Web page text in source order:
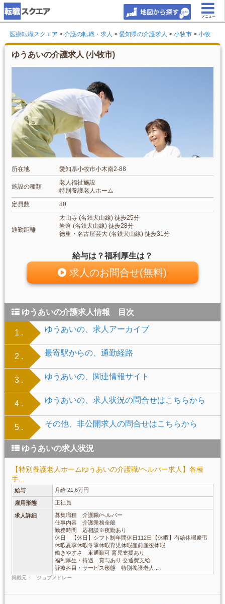
メニュー
医療転職スクエア > 介護の転職・求人 > 愛知県の介護求人 > 小牧市 > 小牧
ゆうあいの介護求人 (小牧市)
所在地 愛知県小牧市小木南2-88
施設の種類
老人福祉施設
特別養護老人ホーム
定員数
80
通勤距離
大山寺 (名鉄犬山線) 徒歩25分
岩倉 (名鉄犬山線) 徒歩28分
徳重・名古屋芸大 (名鉄犬山線) 徒歩31分
給与は？福利厚生は？
求人のお問合せ(無料)
ゆうあいの介護求人情報 目次
1 . ゆうあいの、求人アーカイブ
2 . 最寄駅からの、通勤経路
3 . ゆうあいの、関連情報サイト
4 . ゆうあいの、求人状況の問合せはこちらから
5 . その他、非公開求人の問合せはこちらから
ゆうあいの求人状況
【特別養護老人ホームゆうあいの介護職/ヘルパー求人】各種
手...
給与 月給 21.6万円
雇用形態 正社員
求人詳細
募集職種 介護職/ヘルパー
仕事内容 介護業務全般
勤務時間 応相談※夜勤あり
休日 【休日】シフト制年間休日112日【休暇】有給休暇慶弔
休暇夏季休暇冬季休暇育児休暇産前産後休暇
働きやすさ 車通勤可 育児支援あり
福利厚生・待遇 賞与あり 交通費支給
診療科目・サービス形態 特別養護老人...
掲載元： ジョブメドレー